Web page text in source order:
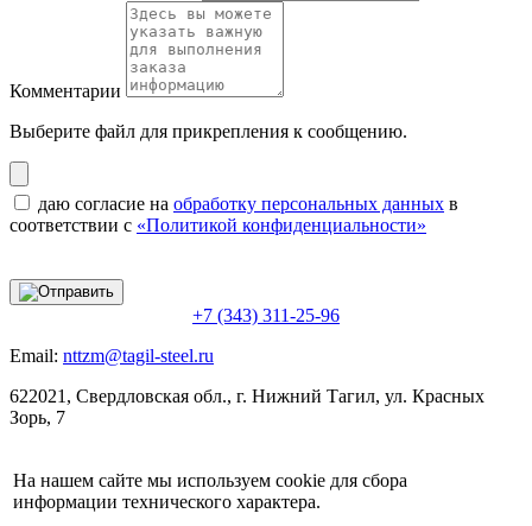
Комментарии
Выберите файл для прикрепления к сообщению.
даю согласие на обработку персональных данных в
соответствии с «Политикой конфиденциальности»
+7 (343) 311-25-96
Email: nttzm@tagil-steel.ru
622021, Свердловская обл., г. Нижний Тагил, ул. Красных
Зорь, 7
На нашем сайте мы используем cookie для сбора
информации технического характера.